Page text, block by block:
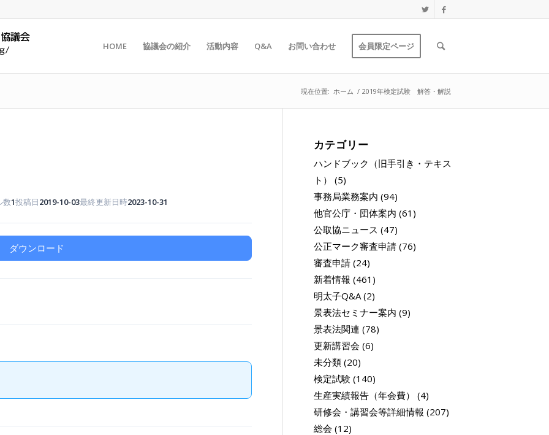
HOME 協議会の紹介 活動内容 Q&A お問い合わせ 会員限定ページ
現在位置: ホーム / 2019年検定試験 解答・解説
数1投稿日2019-10-03最終更新日時2023-10-31
ダウンロード
カテゴリー
ハンドブック（旧手引き・テキス
ト）
(5)
事務局業務案内 (94)
他官公庁・団体案内 (61)
公取協ニュース (47)
公正マーク審査申請(76)
審査申請(24)
新着情報 (461)
明太子Q&A(2)
景表法セミナー案内 (9)
景表法関連 (78)
更新講習会 (6)
未分類(20)
検定試験 (140)
生産実績報告（年会費）
(4)
研修会・講習会等詳細情報 (207)
総会 (12)